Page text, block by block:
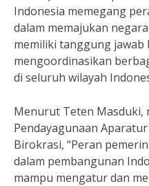
Indonesia memegang
dalam memajukan
memiliki tanggung jawab
mengoordinasikan
di seluruh wilayah
Menurut Teten Masduki,
Pendayagunaan
Birokrasi, “Peran
dalam pembangunan
mampu mengatur dan